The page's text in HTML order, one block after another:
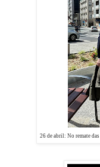
26 de abril: No remate das